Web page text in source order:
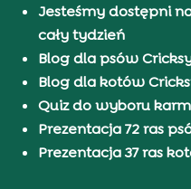
Jesteśmy dostępni
cały tydzień
Blog dla psów
Blog dla kotów
Quiz do wyboru
Prezentacja 72 ras
Prezentacja 37 ras